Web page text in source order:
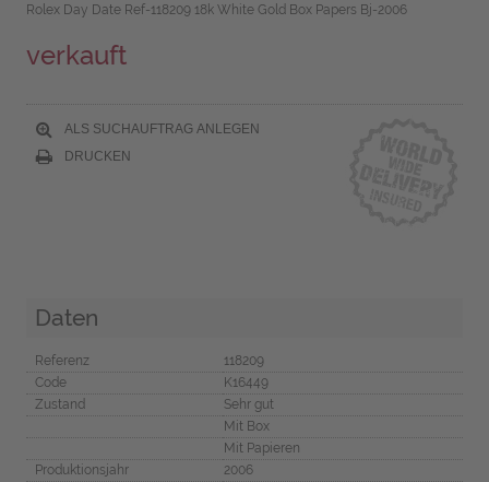
Rolex Day Date Ref-118209 18k White Gold Box Papers Bj-2006
verkauft
ALS SUCHAUFTRAG ANLEGEN
DRUCKEN
Daten
Referenz
118209
Code
K16449
Zustand
Sehr gut
Mit Box
Mit Papieren
Produktionsjahr
2006